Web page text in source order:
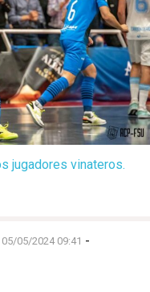
jugadores vinateros.
05/05/2024 09:41 -